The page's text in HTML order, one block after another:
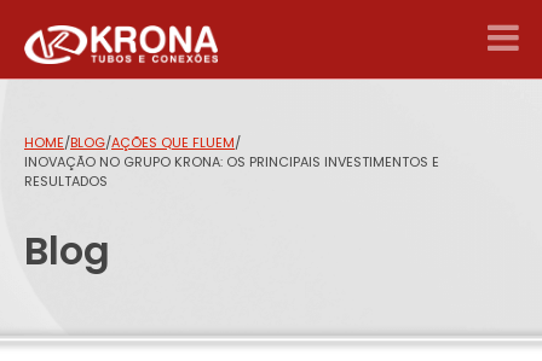
HOME/BLOG/AÇÕES QUE FLUEM/
INOVAÇÃO NO GRUPO KRONA: OS PRINCIPAIS INVESTIMENTOS E
RESULTADOS
Blog